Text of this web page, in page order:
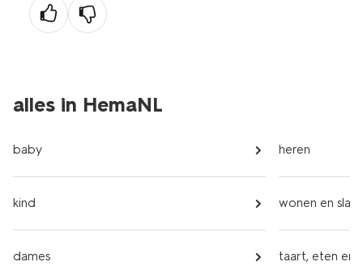
alles in HemaNL
baby
kind
dames
heren
wonen en
taart, eten en